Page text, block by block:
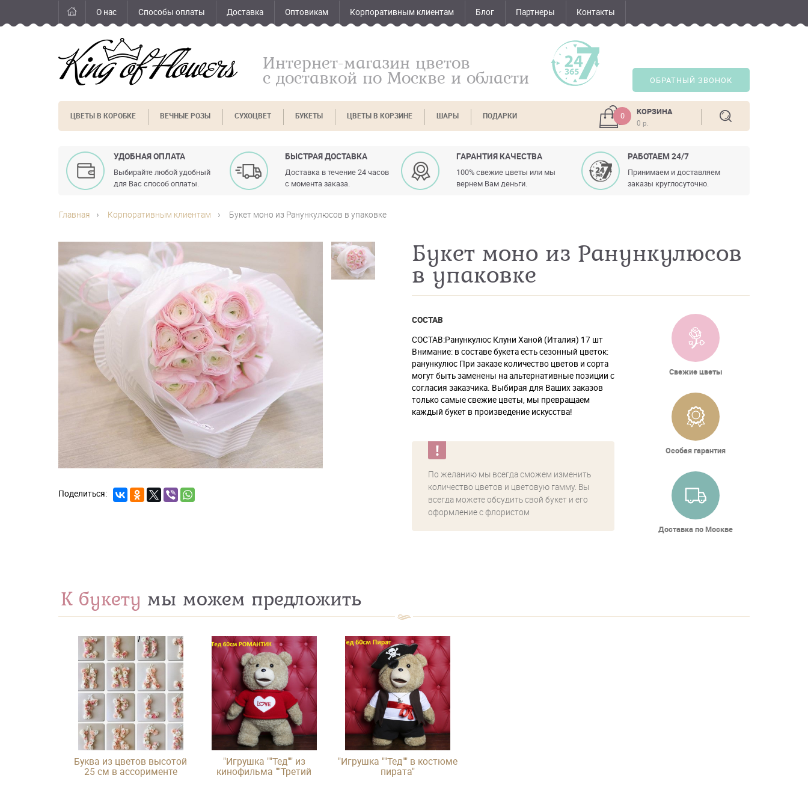
О нас Способы оплаты Доставка Оптовикам Корпоративным клиентам Блог Партнеры Контакты
Интернет-магазин цветов
с доставкой по Москве и области ОБРАТНЫЙ ЗВОНОК
ЦВЕТЫ В КОРОБКЕ ВЕЧНЫЕ РОЗЫ СУХОЦВЕТ БУКЕТЫ ЦВЕТЫ В КОРЗИНЕ ШАРЫ ПОДАРКИ 0 КОРЗИНА
0 р.
УДОБНАЯ ОПЛАТА
Выбирайте любой удобный
для Вас способ оплаты.
БЫСТРАЯ ДОСТАВКА
Доставка в течение 24 часов
с момента заказа.
ГАРАНТИЯ КАЧЕСТВА
100% свежие цветы или мы
вернем Вам деньги.
РАБОТАЕМ 24/7
Принимаем и доставляем
заказы круглосуточно.
Главная Корпоративным клиентам Букет моно из Ранункулюсов в упаковке
Букет моно из Ранункулюсов
в упаковке
Свежие цветы
Особая гарантия
Доставка по Москве
СОСТАВ
СОСТАВ:Ранункулюс Клуни Ханой (Италия) 17 шт
Внимание: в составе букета есть сезонный цветок:
ранункулюс При заказе количество цветов и сорта
могут быть заменены на альтернативные позиции с
согласия заказчика. Выбирая для Ваших заказов
только самые свежие цветы, мы превращаем
каждый букет в произведение искусства!
По желанию мы всегда сможем изменить
количество цветов и цветовую гамму. Вы
всегда можете обсудить свой букет и его
оформление с флористом
К букету мы можем предложить
Буква из цветов высотой
25 см в ассорименте
"Игрушка ""Тед"" из
кинофильма ""Третий
"Игрушка ""Тед"" в костюме
пирата"